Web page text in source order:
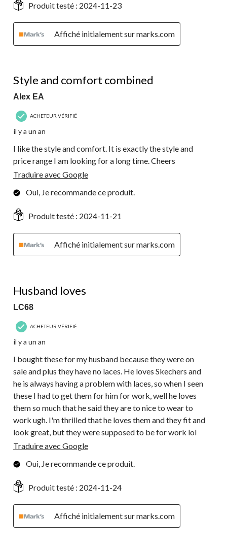
Produit testé : 2024-11-23
Affiché initialement sur marks.com
Style and comfort combined
Alex EA
ACHETEUR VÉRIFIÉ
il y a un an
I like the style and comfort. It is exactly the style and
price range I am looking for a long time. Cheers
Traduire avec Google
Oui, Je recommande ce produit.
Produit testé : 2024-11-21
Affiché initialement sur marks.com
Husband loves
LC68
ACHETEUR VÉRIFIÉ
il y a un an
I bought these for my husband because they were on
sale and plus they have no laces. He loves Skechers and
he is always having a problem with laces, so when I seen
these I had to get them for him for work, well he loves
them so much that he said they are to nice to wear to
work ugh. I'm thrilled that he loves them and they fit and
look great, but they were supposed to be for work lol
Traduire avec Google
Oui, Je recommande ce produit.
Produit testé : 2024-11-24
Affiché initialement sur marks.com